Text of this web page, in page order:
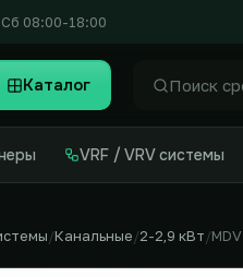
08:00-18:00
Каталог Найти
VRF / VRV системы
Канальные 2-2,9 кВт MDV